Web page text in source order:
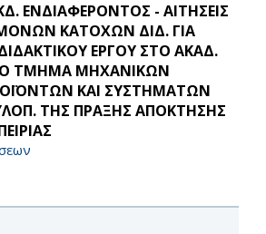
ΕΝΔΙΑΦΕΡΟΝΤΟΣ - ΑΙΤΗΣΕΙΣ
ΚΑΤΟΧΩΝ ΔΙΔ. ΓΙΑ
ΕΡΓΟΥ ΣΤΟ ΑΚΑΔ.
ΤΜΗΜΑ ΜΗΧΑΝΙΚΩΝ
ΚΑΙ ΣΥΣΤΗΜΑΤΩΝ
ΤΗΣ ΠΡΑΞΗΣ ΑΠΟΚΤΗΣΗΣ